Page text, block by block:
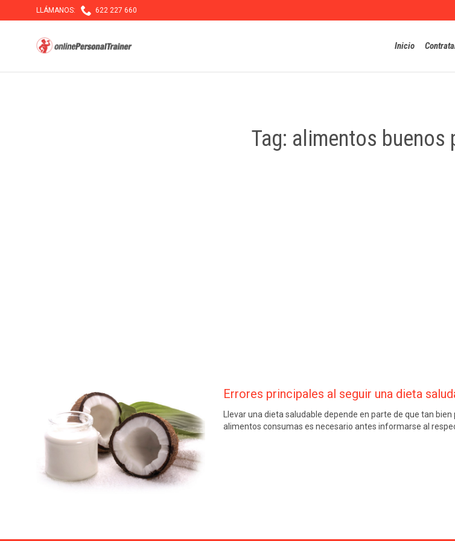
LLÁMANOS:  622 227 660
Inicio
Tag: alimentos buenos
Errores principales al seguir una dieta
Llevar una dieta saludable depende en parte de que tan
alimentos consumas es necesario antes informarse al